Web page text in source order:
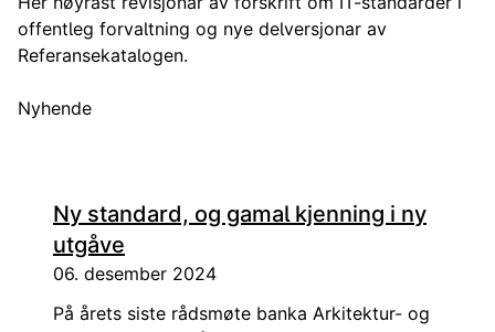
offentleg forvaltning og nye delversjonar av
Referansekatalogen.
Nyhende
Ny standard, og gamal kjenning i ny
utgåve
06. desember 2024
På årets siste rådsmøte banka Arkitektur- og